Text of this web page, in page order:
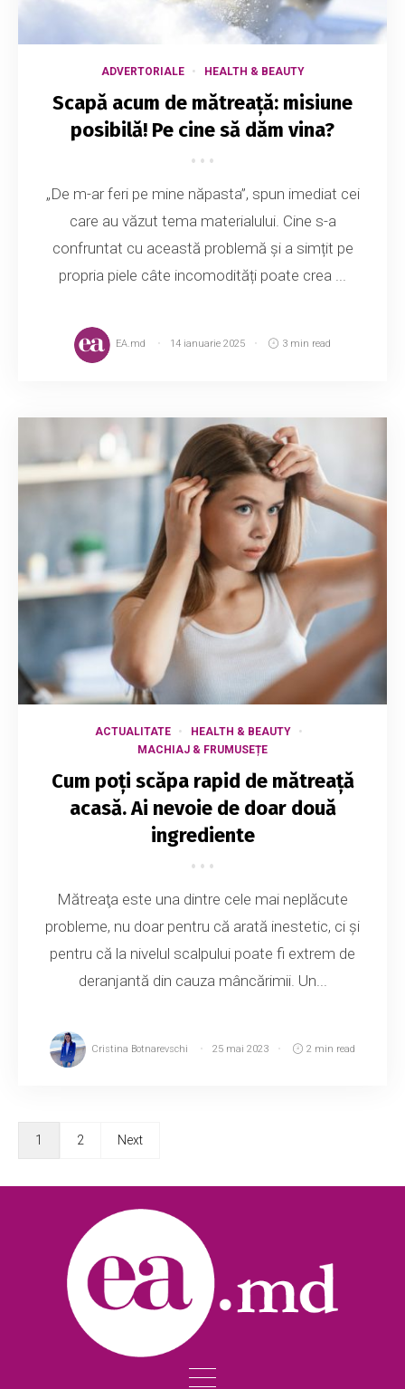
ADVERTORIALE HEALTH & BEAUTY
Scapă acum de mătreață: misiune
posibilă! Pe cine să dăm vina?
„De m-ar feri pe mine năpasta”, spun imediat cei
care au văzut tema materialului. Cine s-a
confruntat cu această problemă și a simțit pe
propria piele câte incomodități poate crea ...
EA.md 14 ianuarie 2025 3 min read
ACTUALITATE
HEALTH & BEAUTY
MACHIAJ & FRUMUSEȚE
Cum poți scăpa rapid de mătreață
acasă. Ai nevoie de doar două
ingrediente
Mătreaţa este una dintre cele mai neplăcute
probleme, nu doar pentru că arată inestetic, ci şi
pentru că la nivelul scalpului poate fi extrem de
deranjantă din cauza mâncărimii. Un...
Cristina Botnarevschi 25 mai 2023 2 min read
1 2 Next